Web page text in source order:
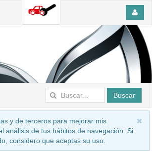
Buscar
y de terceros para mejorar mis
análisis de tus hábitos de navegación. Si
considero que aceptas su uso.